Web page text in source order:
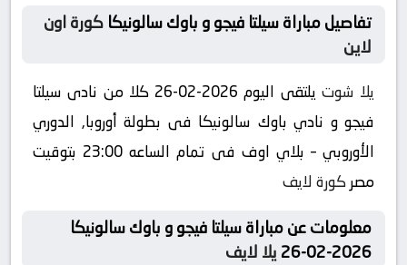
تفاصيل مباراة سيلتا فيجو و باوك سالونيكا كورة اون
لاين
يلا شوت
يلتقى اليوم 2026-02-26 كلا من نادى سيلتا
فيجو و نادي باوك سالونيكا فى بطولة أوروبا, الدوري
الأوروبي – بلاي اوف فى تمام الساعه 23:00 بتوقيت
مصركورة لايف
معلومات عن مباراة سيلتا فيجو و باوك سالونيكا
2026-02-26
يلا لايف